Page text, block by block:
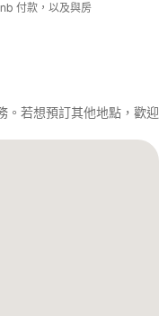
付款，以及與房
。若想預訂其他地點，歡迎